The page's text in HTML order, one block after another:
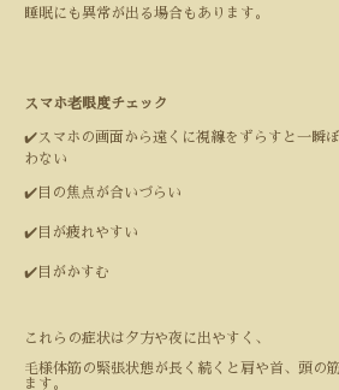
睡眠にも異常が出る場合もあります。
スマホ老眼度チェック
✔️スマホの画面から遠くに視線をずらすと一瞬
わない
✔️目の焦点が合いづらい
✔️目が疲れやすい
✔️目がかすむ
これらの症状は夕方や夜に出やすく、
毛様体筋の緊張状態が長く続くと肩や首、頭の
ます。